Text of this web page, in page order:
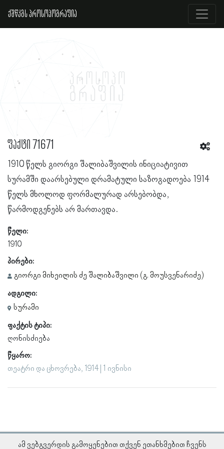
ქშწკგს პროსოპოგრაფია
ფაქტი 71671
1910 წელს გიორგი შალიბაშვილის ინიციატივით
სურამში დაარსებული დრამატული საზოგადოება 1914
წელს მხოლოდ ფორმალურად არსებობდა,
წარმოდგენებს არ მართავდა.
წელი:
1910
პირები:
გიორგი მიხეილის ძე შალიბაშვილი (გ. მოუსვენარიძე)
ადგილი:
სურამი
ფაქტის ტიპი:
ღონისძიება
წყარო:
თეატრი და ცხოვრება, 1914 | 1 ივნისი
ამ ვებგვერდის გამოყენებით თქვენ ეთანხმებით ჩვენს